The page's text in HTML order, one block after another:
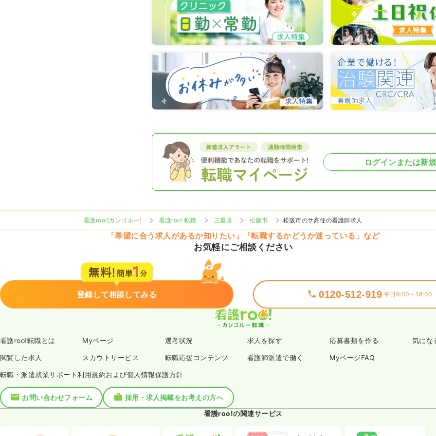
ログインまたは新
看護roo![カンゴルー] 看護roo! 転職 三重県 松阪市 松阪市のサ高住の看護師求人
「希望に合う求人があるか知りたい」「転職するかどうか迷っている」など
お気軽にご相談ください
登録して相談してみる 0120-512-919 平日9:00～18:00
看護roo!転職とは Myページ 選考状況 求人を探す 応募書類を作る 気にな
閲覧した求人 スカウトサービス 転職応援コンテンツ 看護師派遣で働く MyページFAQ
転職・派遣就業サポート利用規約および個人情報保護方針
お問い合わせフォーム
採用・求人掲載をお考えの方へ
看護roo!の関連サービス